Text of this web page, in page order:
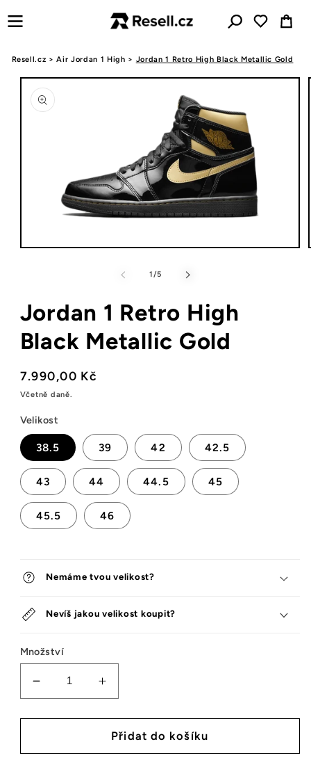
obsahu
Košík
Resell.cz > Air Jordan 1 High > Jordan 1 Retro High Black Metallic Gold
produktu
okně
1/z5
Jordan 1 Retro High
Black Metallic Gold
Běžná
cena
7.990,00 Kč
Včetně daně.
Velikost
38.5 39 42 42.5
43 44 44.5 45
45.5 46
Nemáme tvou velikost?
Nevíš jakou velikost koupit?
Množství
Snížit
množství
tenisek
1
Zvýšit
množství
tenisek
Jordan
1
Přidat do košíku